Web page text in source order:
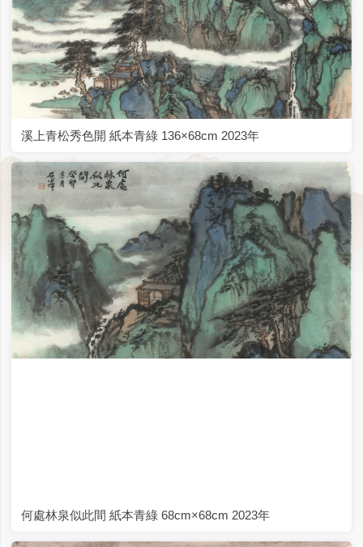
溪上青松秀色開 紙本青綠 136×68cm 2023年
何處林泉似此間 紙本青綠 68cm×68cm 2023年